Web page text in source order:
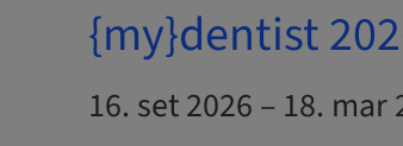
{my}dentist
16. set 2026 – 18.